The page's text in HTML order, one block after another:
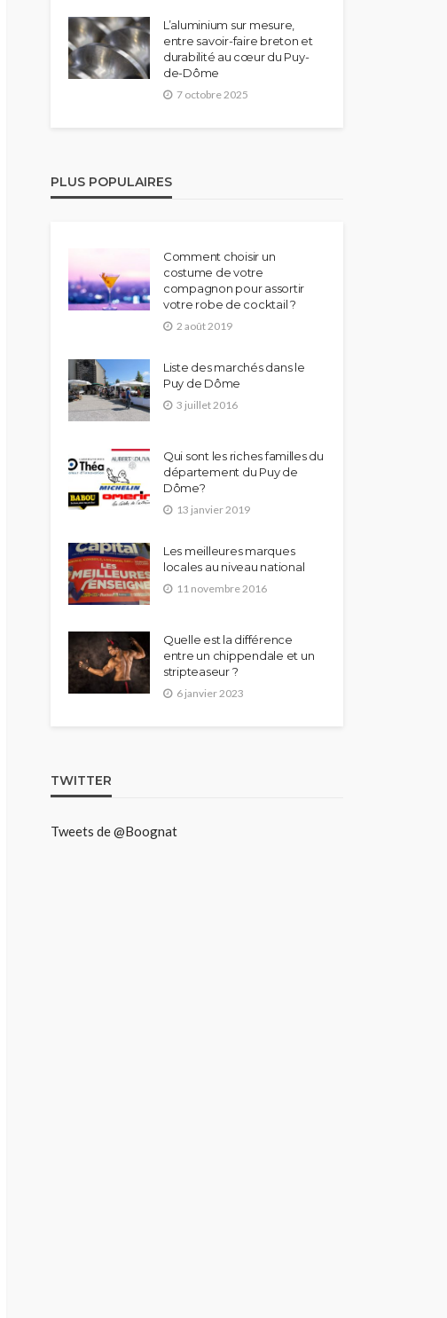
L’aluminium sur mesure,
entre savoir-faire breton et
durabilité au cœur du Puy-
de-Dôme
7 octobre 2025
PLUS POPULAIRES
Comment choisir un
costume de votre
compagnon pour assortir
votre robe de cocktail ?
2 août 2019
Liste des marchés dans le
Puy de Dôme
3 juillet 2016
Qui sont les riches familles du
département du Puy de
Dôme?
13 janvier 2019
Les meilleures marques
locales au niveau national
11 novembre 2016
Quelle est la différence
entre un chippendale et un
stripteaseur ?
6 janvier 2023
TWITTER
Tweets de @Boognat